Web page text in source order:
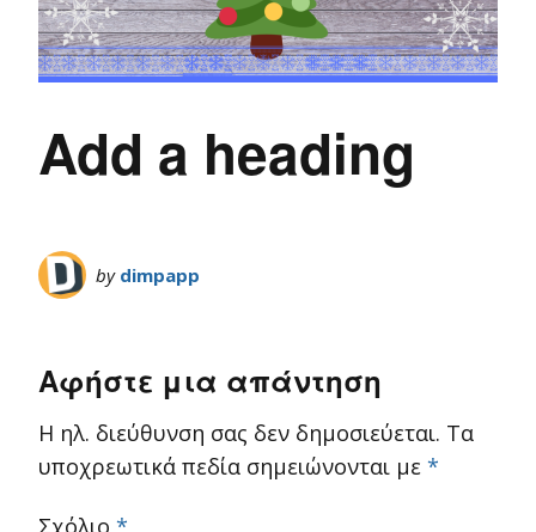
Add a heading
by dimpapp
Αφήστε μια απάντηση
Η ηλ. διεύθυνση σας δεν δημοσιεύεται. Τα
υποχρεωτικά πεδία σημειώνονται με *